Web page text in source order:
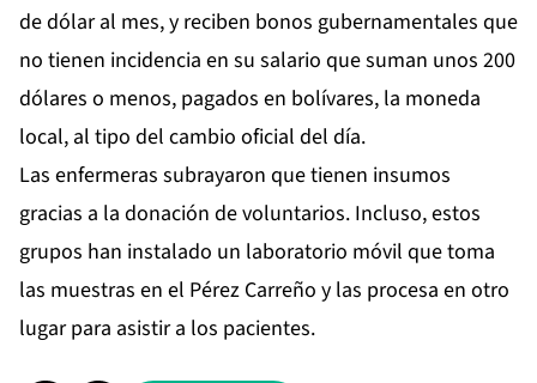
de dólar al mes, y reciben bonos gubernamentales que
no tienen incidencia en su salario que suman unos 200
dólares o menos, pagados en bolívares, la moneda
local, al tipo del cambio oficial del día.
Las enfermeras subrayaron que tienen insumos
gracias a la donación de voluntarios. Incluso, estos
grupos han instalado un laboratorio móvil que toma
las muestras en el Pérez Carreño y las procesa en otro
lugar para asistir a los pacientes.